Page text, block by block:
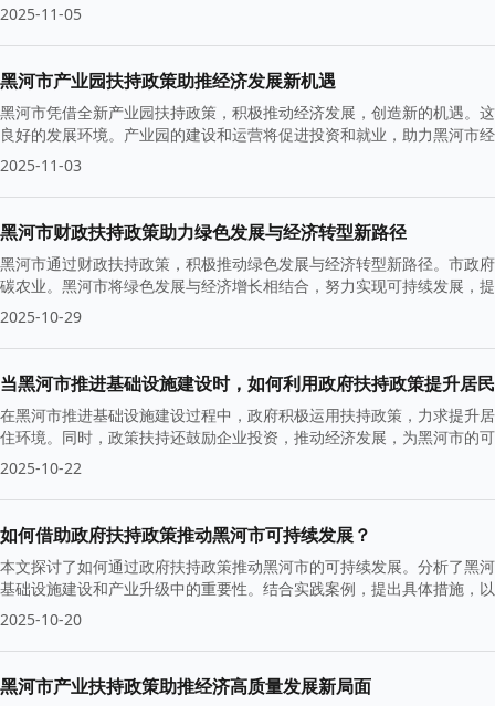
2025-11-05
黑河市产业园扶持政策助推经济发展新机遇
黑河市凭借全新产业园扶持政策，积极推动经济发展，创造新的机遇。
良好的发展环境。产业园的建设和运营将促进投资和就业，助力黑河市
2025-11-03
黑河市财政扶持政策助力绿色发展与经济转型新路径
黑河市通过财政扶持政策，积极推动绿色发展与经济转型新路径。市政
碳农业。黑河市将绿色发展与经济增长相结合，努力实现可持续发展，
2025-10-29
当黑河市推进基础设施建设时，如何利用政府扶持政策提升居
在黑河市推进基础设施建设过程中，政府积极运用扶持政策，力求提升
住环境。同时，政策扶持还鼓励企业投资，推动经济发展，为黑河市的
2025-10-22
如何借助政府扶持政策推动黑河市可持续发展？
本文探讨了如何通过政府扶持政策推动黑河市的可持续发展。分析了黑
基础设施建设和产业升级中的重要性。结合实践案例，提出具体措施，
2025-10-20
黑河市产业扶持政策助推经济高质量发展新局面